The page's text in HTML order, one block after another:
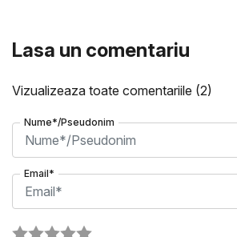
Lasa un comentariu
Vizualizeaza toate comentariile (2)
Nume*/Pseudonim
Email*